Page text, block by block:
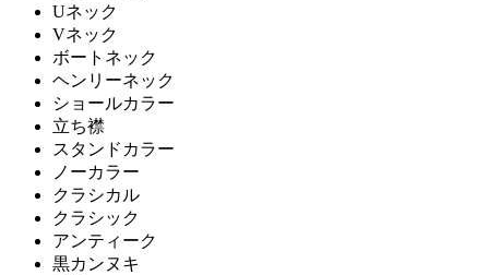
Uネック
Vネック
ボートネック
ヘンリーネック
ショールカラー
立ち襟
スタンドカラー
ノーカラー
クラシカル
クラシック
アンティーク
黒カンヌキ